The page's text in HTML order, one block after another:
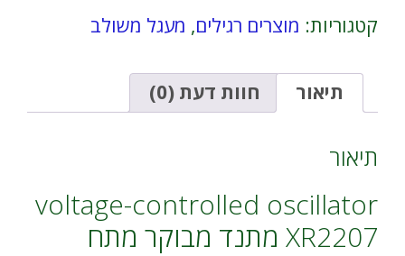
oscillator
XR2207
מבוקר
IC
r
n
t
i
v
קטגוריות: מוצרים רגילים, מעגל משולב
תיאור חוות דעת (0)
תיאור
voltage-controlled oscillator
XR2207 מתנד מבוקר מתח